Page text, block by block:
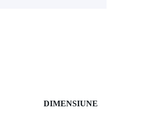
DIMENSIUNE